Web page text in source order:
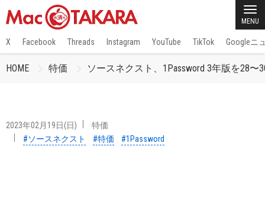
MENU
X Facebook Threads Instagram YouTube TikTok Googleニ
HOME 特価 ソースネクスト、1Password 3年版を28
2023年02月19日(日)
特価
#ソースネクスト
#特価 #1Password